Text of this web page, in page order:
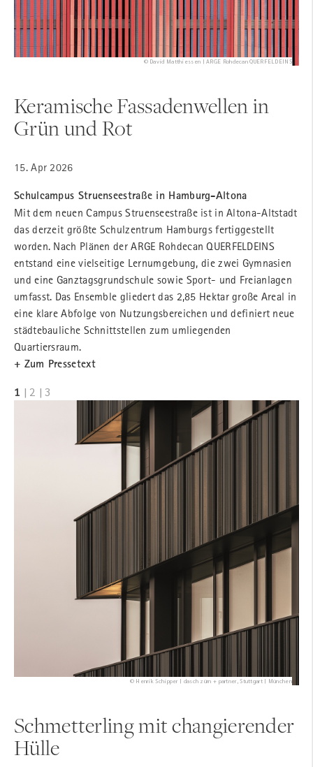
© David Matthiessen | ARGE Rohdecan QUERFELDEINS
Keramische Fassadenwellen in
Grün und Rot
15. Apr 2026
Schulcampus Struenseestraße in Hamburg-Altona
Mit dem neuen Campus Struenseestraße ist in Altona-Altstadt
das derzeit größte Schulzentrum Hamburgs fertiggestellt
worden. Nach Plänen der ARGE Rohdecan QUERFELDEINS
entstand eine vielseitige Lernumgebung, die zwei Gymnasien
und eine Ganztagsgrundschule sowie Sport- und Freianlagen
umfasst. Das Ensemble gliedert das 2,85 Hektar große Areal in
eine klare Abfolge von Nutzungsbereichen und definiert neue
städtebauliche Schnittstellen zum umliegenden
Quartiersraum.
+ Zum Pressetext
1 | 2 |3
© Henrik Schipper | dasch zürn + partner, Stuttgart | München
Schmetterling mit changierender
Hülle